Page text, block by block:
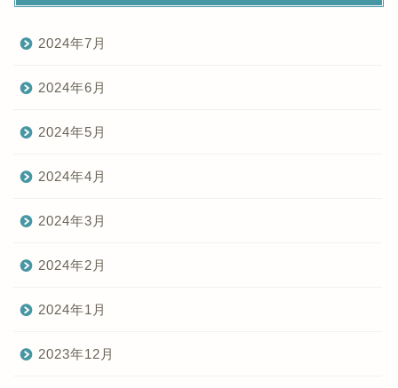
2024年7月
2024年6月
2024年5月
2024年4月
2024年3月
2024年2月
2024年1月
2023年12月